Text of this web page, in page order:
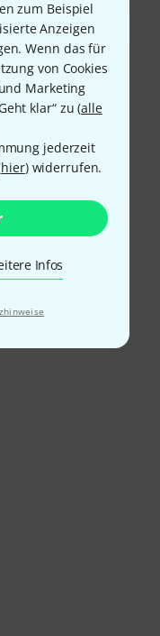
zum Beispiel
Anzeigen
Wenn das für
von Cookies
Marketing
klar“ zu (alle
jederzeit
hier) widerrufen.
Infos
Nachnahme,
Sofort bezahlen